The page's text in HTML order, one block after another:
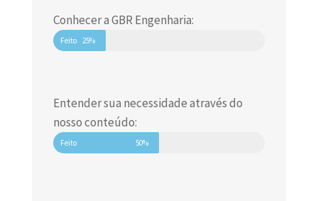
Conhecer a GBR Engenharia:
Feito 25%
Entender sua necessidade através do
nosso conteúdo:
Feito 50%